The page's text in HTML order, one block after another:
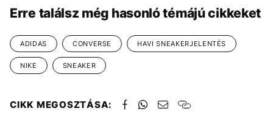
Erre találsz még hasonló témájú cikkeket
ADIDAS CONVERSE HAVI SNEAKERJELENTÉS
NIKE SNEAKER
CIKK MEGOSZTÁSA: